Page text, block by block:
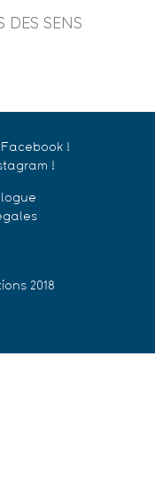
DES SENS
!
!
2018